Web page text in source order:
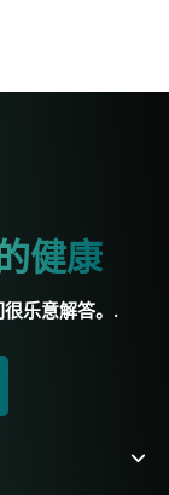
健康
乐意解答。.